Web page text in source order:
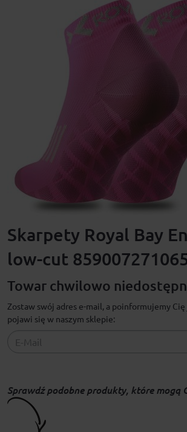
Skarpety Royal Bay
low-cut
Towar chwilowo
Zostaw swój adres e-mail, a poinformujemy
pojawi się w naszym sklepie:
Sprawdź podobne produkty, które mogą